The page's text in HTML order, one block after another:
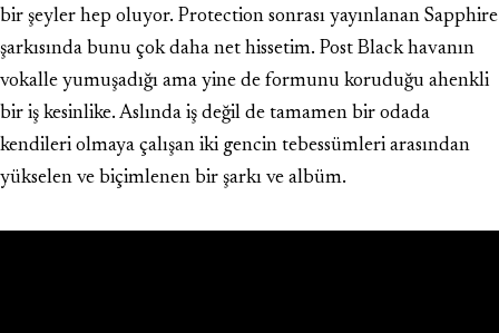
bir şeyler hep oluyor. Protection sonrası yayınlanan Sapphire
şarkısında bunu çok daha net hissetim. Post Black havanın
vokalle yumuşadığı ama yine de formunu koruduğu ahenkli
bir iş kesinlike. Aslında iş değil de tamamen bir odada
kendileri olmaya çalışan iki gencin tebessümleri arasından
yükselen ve biçimlenen bir şarkı ve albüm.